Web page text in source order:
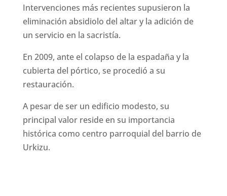
Intervenciones más recientes supusieron la
eliminación absidiolo del altar y la adición de
un servicio en la sacristía.
En 2009, ante el colapso de la espadaña y la
cubierta del pórtico, se procedió a su
restauración.
A pesar de ser un edificio modesto, su
principal valor reside en su importancia
histórica como centro parroquial del barrio de
Urkizu.